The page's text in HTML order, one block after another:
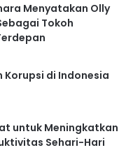
Menyatakan Olly
Tokoh
Korupsi di Indonesia
untuk Meningkatkan
Sehari-Hari